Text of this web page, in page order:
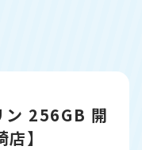
256GB 開
】